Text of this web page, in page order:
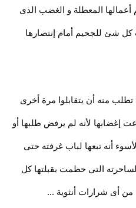
أعمالها المعطلة و الغضب الذى
شئ للجحيم أمام إنتصارها
منه أن يتقابلوا مرة أخرى
لأنه لم يرفض طلبها أو
أنه تبعها لباب غرفته حتى
التى حطمت بقبلتها كل
أى شرارات أنثوية ...